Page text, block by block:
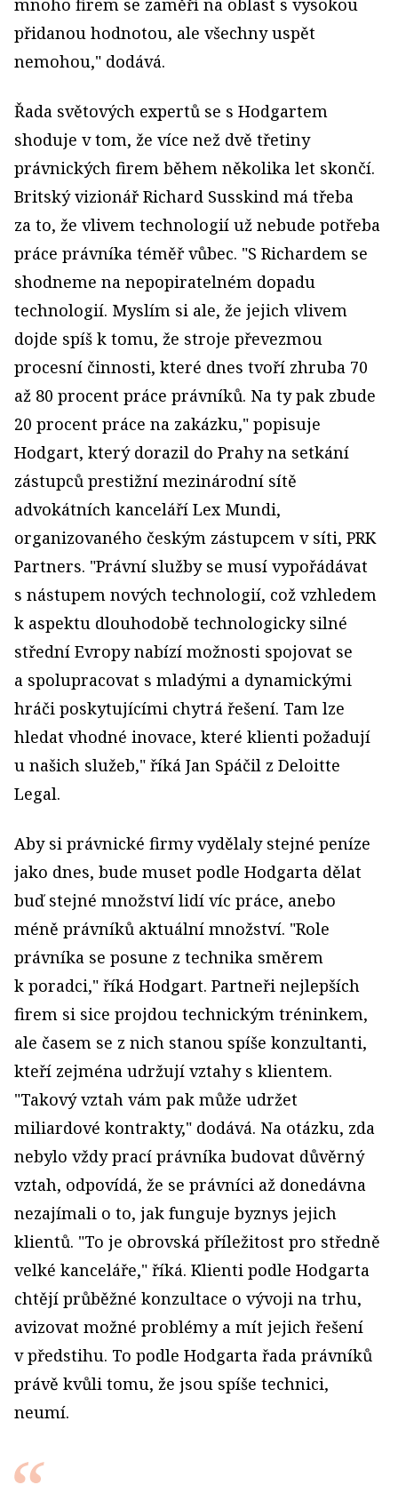
mnoho firem se zaměří na oblast s vysokou
přidanou hodnotou, ale všechny uspět
nemohou," dodává.
Řada světových expertů se s Hodgartem
shoduje v tom, že více než dvě třetiny
právnických firem během několika let skončí.
Britský vizionář Richard Susskind má třeba
za to, že vlivem technologií už nebude potřeba
práce právníka téměř vůbec. "S Richardem se
shodneme na nepopiratelném dopadu
technologií. Myslím si ale, že jejich vlivem
dojde spíš k tomu, že stroje převezmou
procesní činnosti, které dnes tvoří zhruba 70
až 80 procent práce právníků. Na ty pak zbude
20 procent práce na zakázku," popisuje
Hodgart, který dorazil do Prahy na setkání
zástupců prestižní mezinárodní sítě
advokátních kanceláří Lex Mundi,
organizovaného českým zástupcem v síti, PRK
Partners. "Právní služby se musí vypořádávat
s nástupem nových technologií, což vzhledem
k aspektu dlouhodobě technologicky silné
střední Evropy nabízí možnosti spojovat se
a spolupracovat s mladými a dynamickými
hráči poskytujícími chytrá řešení. Tam lze
hledat vhodné inovace, které klienti požadují
u našich služeb," říká Jan Spáčil z Deloitte
Legal.
Aby si právnické firmy vydělaly stejné peníze
jako dnes, bude muset podle Hodgarta dělat
buď stejné množství lidí víc práce, anebo
méně právníků aktuální množství. "Role
právníka se posune z technika směrem
k poradci," říká Hodgart. Partneři nejlepších
firem si sice projdou technickým tréninkem,
ale časem se z nich stanou spíše konzultanti,
kteří zejména udržují vztahy s klientem.
"Takový vztah vám pak může udržet
miliardové kontrakty," dodává. Na otázku, zda
nebylo vždy prací právníka budovat důvěrný
vztah, odpovídá, že se právníci až donedávna
nezajímali o to, jak funguje byznys jejich
klientů. "To je obrovská příležitost pro středně
velké kanceláře," říká. Klienti podle Hodgarta
chtějí průběžné konzultace o vývoji na trhu,
avizovat možné problémy a mít jejich řešení
v předstihu. To podle Hodgarta řada právníků
právě kvůli tomu, že jsou spíše technici,
neumí.